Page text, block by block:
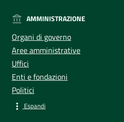
AMMINISTRAZIONE
Organi di governo
Aree amministrative
Uffici
Enti e fondazioni
Politici
Espandi